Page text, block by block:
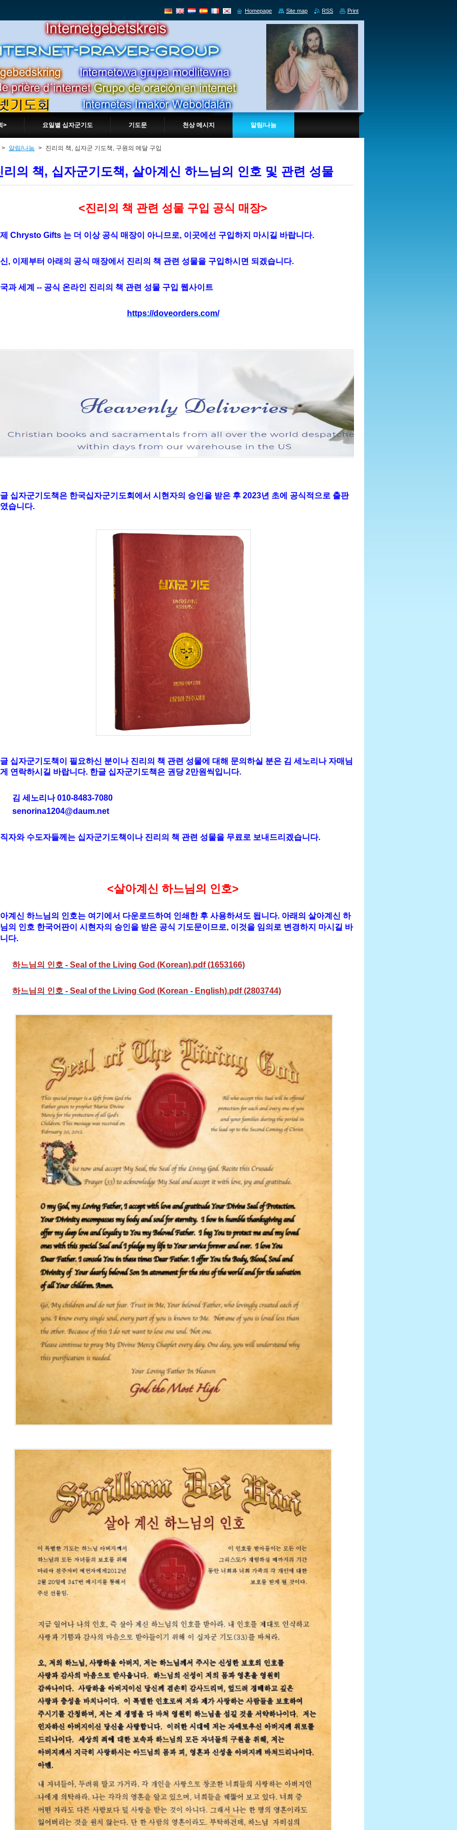
> 요일별 십자군기도 기도문 천상 메시지 알림/나눔
> 알림/나눔 > 진리의 책, 십자군 기도책, 구원의 메달 구입
리의 책, 십자군기도책, 살아계신 하느님의 인호 및 관련 성물
<진리의 책 관련 성물 구입 공식 매장>
Chrysto Gifts 는 더 이상 공식 매장이 아니므로, 이곳에선 구입하지 마시길 바랍니다.
, 이제부터 아래의 공식 매장에서 진리의 책 관련 성물을 구입하시면 되겠습니다.
과 세계 -- 공식 온라인 진리의 책 관련 성물 구입 웹사이트
https://doveorders.com/
십자군기도책은 한국십자군기도회에서 시현자의 승인을 받은 후 2023년 초에 공식적으로 출판
습니다.
십자군기도책이 필요하신 분이나 진리의 책 관련 성물에 대해 문의하실 분은 김 세노리나 자매님
연락하시길 바랍니다. 한글 십자군기도책은 권당 2만원씩입니다.
김 세노리나 010-8483-7080
senorina1204@daum.net
자와 수도자들께는 십자군기도책이나 진리의 책 관련 성물을 무료로 보내드리겠습니다.
<살아계신 하느님의 인호>
계신 하느님의 인호는 여기에서 다운로드하여 인쇄한 후 사용하셔도 됩니다. 아래의 살아계신 하
의 인호 한국어판이 시현자의 승인을 받은 공식 기도문이므로, 이것을 임의로 변경하지 마시길 바
다.
하느님의 인호 - Seal of the Living God (Korean).pdf (1653166)
하느님의 인호 - Seal of the Living God (Korean - English).pdf (2803744)
Homepage Site map RSS Print